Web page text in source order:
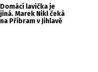
Domácí lavička je
jiná. Marek Nikl čeká
na Příbram v Jihlavě